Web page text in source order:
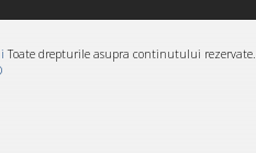
Toate drepturile asupra continutului rezervate.